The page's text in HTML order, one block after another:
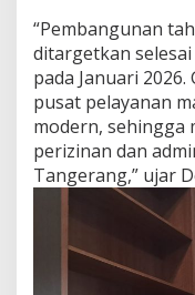
D
i
a
n
t
a
r
n
a
y
a
“Pembangunan
ditargetkan
pada Januari
pusat pelayanan
modern, sehingga
perizinan dan
Tangerang,” ujar